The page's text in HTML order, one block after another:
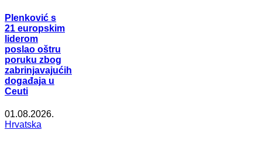
Plenković s
21 europskim
liderom
poslao oštru
poruku zbog
zabrinjavajućih
događaja u
Ceuti
01.08.2026.
Hrvatska